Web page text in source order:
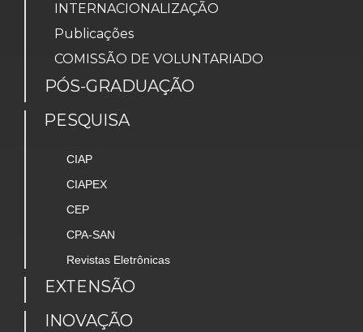
INTERNACIONALIZAÇÃO
Publicações
COMISSÃO DE VOLUNTARIADO
PÓS-GRADUAÇÃO
PESQUISA
CIAP
CIAPEX
CEP
CPA-SAN
Revistas Eletrônicas
EXTENSÃO
INOVAÇÃO